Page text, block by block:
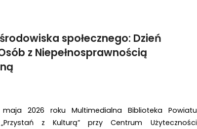
społecznego: Dzień
z Niepełnosprawnością
2026 roku Multimedialna Biblioteka Powiatu
z Kulturą” przy Centrum Użyteczności